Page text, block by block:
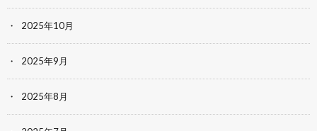
2025年10月
2025年9月
2025年8月